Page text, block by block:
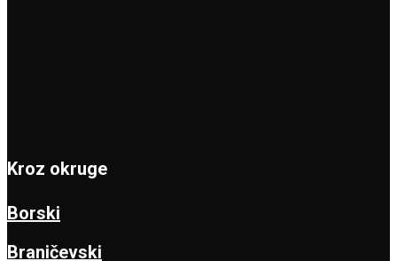
Kroz okruge
Borski
Braničevski